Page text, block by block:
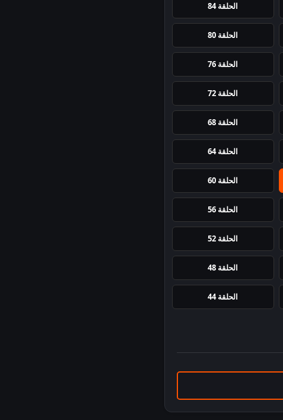
الحلقة 84
الحلقة 80
الحلقة 76
الحلقة 72
الحلقة 68
الحلقة 64
الحلقة 60
الحلقة 56
الحلقة 52
الحلقة 48
الحلقة 44